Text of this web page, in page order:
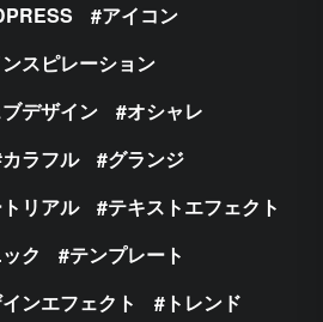
アイコン
スピレーション
デザイン
オシャレ
カラフル
グランジ
リアル
テキストエフェクト
ク
テンプレート
ンエフェクト
トレンド